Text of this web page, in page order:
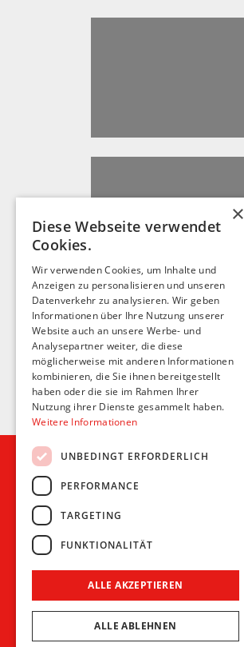
Recht und Ordnung
AGB
Datenschutz
×
Diese Webseite verwendet
Cookies.
Wir verwenden Cookies, um Inhalte und
Anzeigen zu personalisieren und unseren
Datenverkehr zu analysieren. Wir geben
Informationen über Ihre Nutzung unserer
Website auch an unsere Werbe- und
Analysepartner weiter, die diese
möglicherweise mit anderen Informationen
kombinieren, die Sie ihnen bereitgestellt
haben oder die sie im Rahmen Ihrer
Nutzung ihrer Dienste gesammelt haben.
Weitere Informationen
UNBEDINGT ERFORDERLICH
PERFORMANCE
TARGETING
FUNKTIONALITÄT
ALLE AKZEPTIEREN
ALLE ABLEHNEN